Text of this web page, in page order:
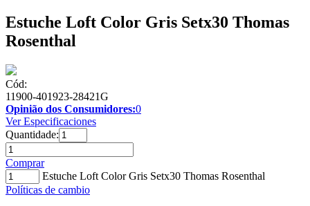
Estuche Loft Color Gris Setx30 Thomas
Rosenthal
Cód:
11900-401923-28421G
Opinião dos Consumidores:0
Ver Especificaciones
Quantidade:
Comprar
Estuche Loft Color Gris Setx30 Thomas Rosenthal
Políticas de cambio